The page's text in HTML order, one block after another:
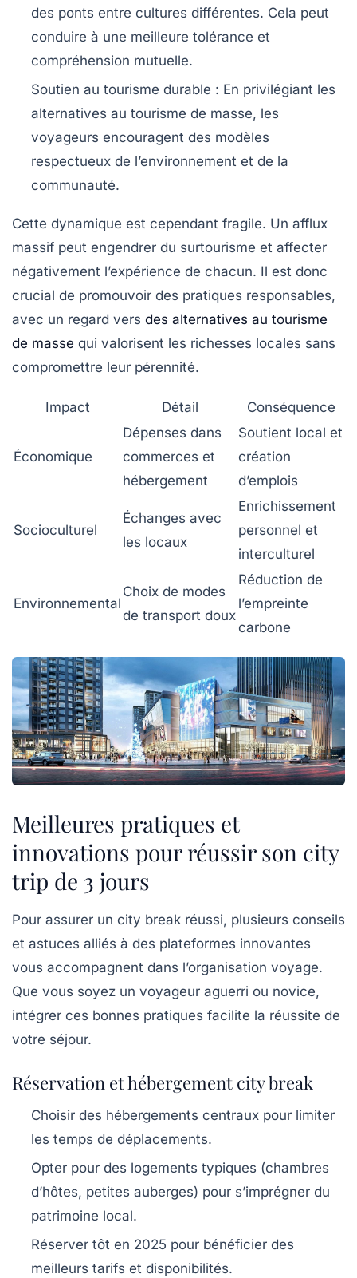
des ponts entre cultures différentes. Cela peut
conduire à une meilleure tolérance et
compréhension mutuelle.
Soutien au tourisme durable : En privilégiant les
alternatives au tourisme de masse, les
voyageurs encouragent des modèles
respectueux de l’environnement et de la
communauté.
Cette dynamique est cependant fragile. Un afflux
massif peut engendrer du surtourisme et affecter
négativement l’expérience de chacun. Il est donc
crucial de promouvoir des pratiques responsables,
avec un regard vers des alternatives au tourisme
de masse qui valorisent les richesses locales sans
compromettre leur pérennité.
Impact Détail Conséquence
Économique
Dépenses dans
commerces et
hébergement
Soutient local et
création
d’emplois
Socioculturel
Échanges avec
les locaux
Enrichissement
personnel et
interculturel
Environnemental
Choix de modes
de transport doux
Réduction de
l’empreinte
carbone
Meilleures pratiques et
innovations pour réussir son city
trip de 3 jours
Pour assurer un city break réussi, plusieurs conseils
et astuces alliés à des plateformes innovantes
vous accompagnent dans l’organisation voyage.
Que vous soyez un voyageur aguerri ou novice,
intégrer ces bonnes pratiques facilite la réussite de
votre séjour.
Réservation et hébergement city break
Choisir des hébergements centraux pour limiter
les temps de déplacements.
Opter pour des logements typiques (chambres
d’hôtes, petites auberges) pour s’imprégner du
patrimoine local.
Réserver tôt en 2025 pour bénéficier des
meilleurs tarifs et disponibilités.